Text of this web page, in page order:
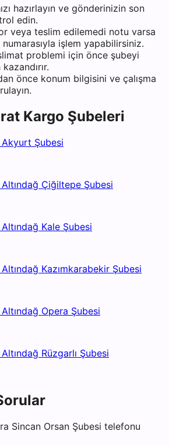
hazırlayın ve gönderinizin son
edin.
veya teslim edilemedi notu varsa
işlem yapabilirsiniz.
problemi için önce şubeyi
önce konum bilgisini ve çalışma
Kargo Şubeleri
Şubesi
Çiğiltepe Şubesi
Kale Şubesi
Kazımkarabekir Şubesi
Opera Şubesi
Rüzgarlı Şubesi
Sincan Orsan Şubesi telefonu